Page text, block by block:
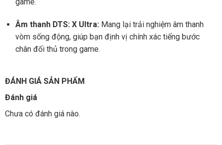
Âm thanh DTS: X Ultra:Mang lại trải nghiệm âm thanh
vòm sống động, giúp bạn định vị chính xác tiếng bước
chân đối thủ trong game.
ĐÁNH GIÁ SẢN PHẨM
Đánh giá
Chưa có đánh giá nào.